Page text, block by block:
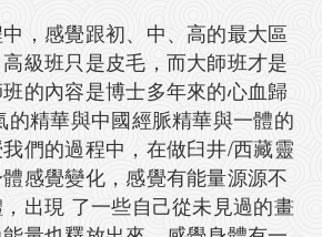
，感覺跟初、中、高的最大區
級班只是皮毛，而大師班才是
的內容是博士多年來的心血歸
的精華與中國經脈精華與一體的
們的過程中，在做臼井/西藏靈
感覺變化，感覺有能量源源不
出現 了一些自己從未見過的畫